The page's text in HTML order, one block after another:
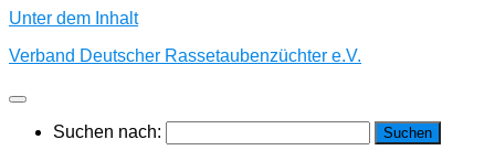
Unter dem Inhalt
Verband Deutscher Rassetaubenzüchter e.V.
Suchen nach: